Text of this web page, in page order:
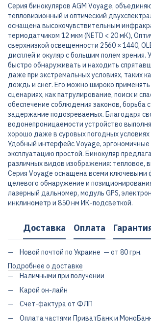
Серия бинокуляров AGM Voyage,
тепловизионный и оптический
оснащена высокочувствительным
термодатчиком 12 мкм (NETD < 20 мК),
сверхнизкой освещенности 2560 × 1440,
дисплей и окуляр с большим полем зрения.
быстро обнаруживать и находить
даже при экстремальных условиях, таких
дождь и снег. Его можно широко применять
сценариях, как патрулирование, поиск и
обеспечение соблюдения законов, борьба
задержание подозреваемых. Благодаря
водонепроницаемости устройство
хорошо даже в суровых погодных
Удобный интерфейс Voyage,
эксплуатацию простой. Бинокуляр
различных видов изображения: тепловое,
Серия Voyage оснащена всеми ключевыми
целевого обнаружение и
лазерный дальномер, модуль GPS,
инклинометр и 850 нм ИК-подсветкой.
Доставка Оплата
Новой почтой по Украине — от 80 грн.
Подробнее о доставке
Наличными при получении
Карой он-лайн
Счет-фактура от ФЛП
Оплата частями ПриватБанк и